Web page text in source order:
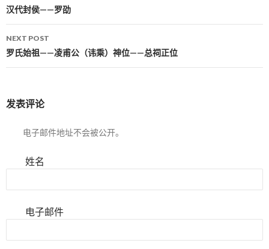
Post navigation
汉代封侯——罗劭
NEXT POST
罗氏始祖——凌甫公（讳乘）神位——总祠正位
发表评论
电子邮件地址不会被公开。
姓名
电子邮件